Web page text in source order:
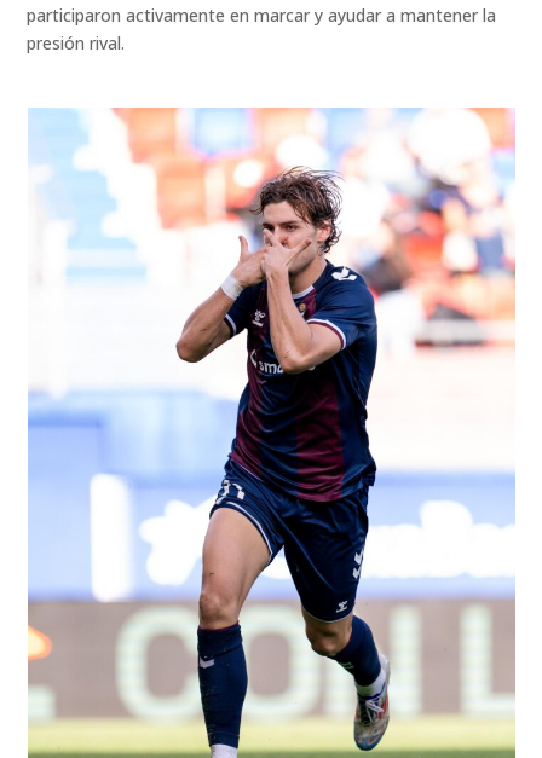
participaron activamente en marcar y ayudar a mantener la
presión rival.